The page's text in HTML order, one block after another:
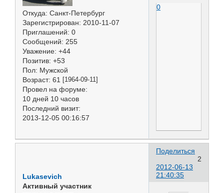
Откуда: Санкт-Петербург
Зарегистрирован: 2010-11-07
Приглашений: 0
Сообщений: 255
Уважение: +44
Позитив: +53
Пол: Мужской
Возраст: 61 [1964-09-11]
Провел на форуме:
10 дней 10 часов
Последний визит:
2013-12-05 00:16:57
0
Поделиться
2
2012-06-13
21:40:35
Lukasevich
Активный участник